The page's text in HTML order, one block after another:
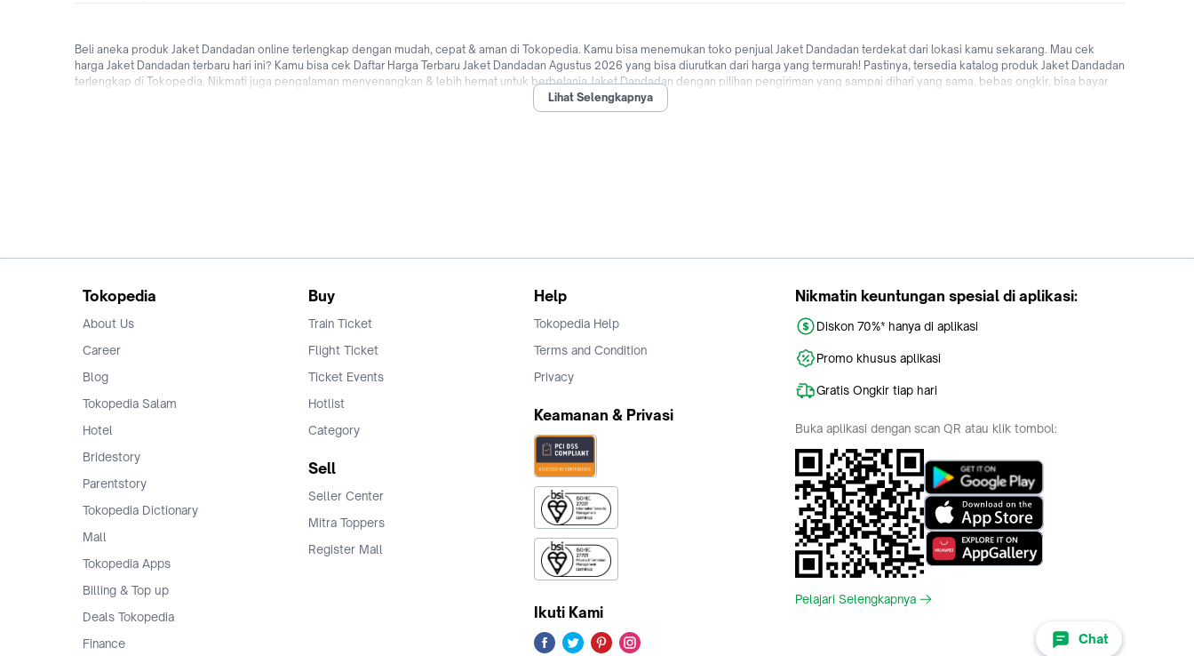
Beli aneka produk Jaket Dandadan online terlengkap dengan mudah, cepat & aman di Tokopedia. Kamu bisa menemukan toko penjual Jaket Dandadan terdekat dari lokasi kamu sekarang. Mau cek
harga Jaket Dandadan terbaru hari ini? Kamu bisa cek Daftar Harga Terbaru Jaket Dandadan Agustus 2026 yang bisa diurutkan dari harga yang termurah! Pastinya, tersedia katalog produk Jaket Dandadan
terlengkap di Tokopedia. Nikmati juga pengalaman menyenangkan & lebih hemat untuk berbelanja Jaket Dandadan dengan pilihan pengiriman yang sampai dihari yang sama, bebas ongkir, bisa bayar
ditempat (COD), fitur bisa cicilan 0% dari berbagai bank di Indonesia hingga promo Jaket Dandadan untuk pengguna baru! Tunggu apalagi? Yuk jual & beli Jaket Dandadan online dengan mudah & cepat
Lihat Selengkapnya
Chat
Tokopedia
About Us
Career
Blog
Tokopedia Salam
Hotel
Bridestory
Parentstory
Tokopedia Dictionary
Mall
Tokopedia Apps
Billing & Top up
Deals Tokopedia
Finance
Buy
Train Ticket
Flight Ticket
Ticket Events
Hotlist
Category
Sell
Seller Center
Mitra Toppers
Register Mall
Help
Tokopedia Help
Terms and Condition
Privacy
Keamanan & Privasi
Ikuti Kami
Nikmatin keuntungan spesial di aplikasi:
Diskon 70%* hanya di aplikasi
Promo khusus aplikasi
Gratis Ongkir tiap hari
Buka aplikasi dengan scan QR atau klik tombol:
Pelajari Selengkapnya